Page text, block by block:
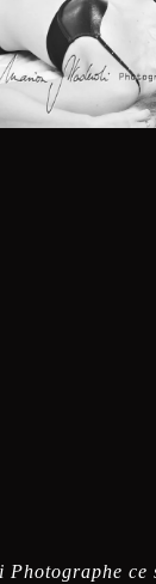
Photographe